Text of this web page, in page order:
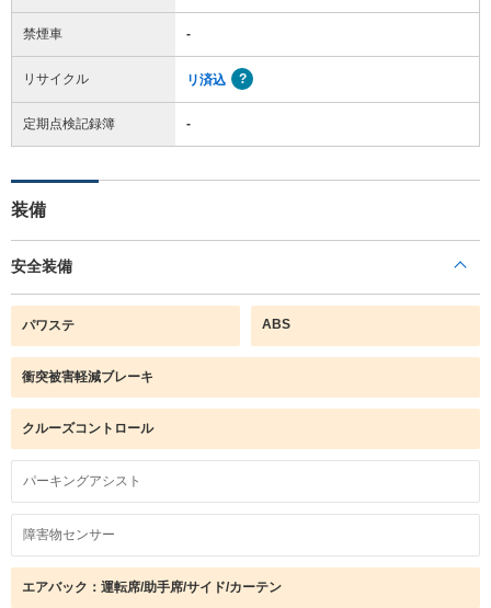
禁煙車 -
リサイクル リ済込
定期点検記録簿 -
装備
安全装備
パワステ ABS
衝突被害軽減ブレーキ
クルーズコントロール
パーキングアシスト
障害物センサー
エアバック：運転席/助手席/サイド/カーテン